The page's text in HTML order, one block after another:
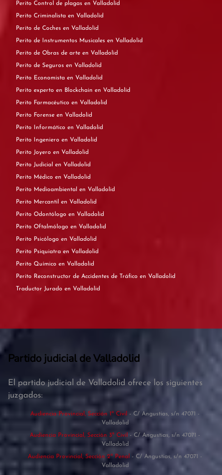
Perito Control de plagas en Valladolid
Perito Criminalista en Valladolid
Perito de Coches en Valladolid
Perito de Instrumentos Musicales en Valladolid
Perito de Obras de arte en Valladolid
Perito de Seguros en Valladolid
Perito Economista en Valladolid
Perito experto en Blockchain en Valladolid
Perito Farmacéutico en Valladolid
Perito Forense en Valladolid
Perito Informático en Valladolid
Perito Ingeniero en Valladolid
Perito Joyero en Valladolid
Perito Judicial en Valladolid
Perito Médico en Valladolid
Perito Medioambiental en Valladolid
Perito Mercantil en Valladolid
Perito Odontólogo en Valladolid
Perito Oftalmólogo en Valladolid
Perito Psicólogo en Valladolid
Perito Psiquiatra en Valladolid
Perito Químico en Valladolid
Perito Reconstructor de Accidentes de Tráfico en Valladolid
Traductor Jurado en Valladolid
Partido judicial de Valladolid
El partido judicial de Valladolid ofrece los siguientes
juzgados:
Audiencia Provincial, Sección 1ª Civil - C/ Angustias, s/n 47071 -
Valladolid
Audiencia Provincial, Sección 3ª Civil - C/ Angustias, s/n 47071 -
Valladolid
Audiencia Provincial, Sección 2ª Penal - C/ Angustias, s/n 47071 -
Valladolid